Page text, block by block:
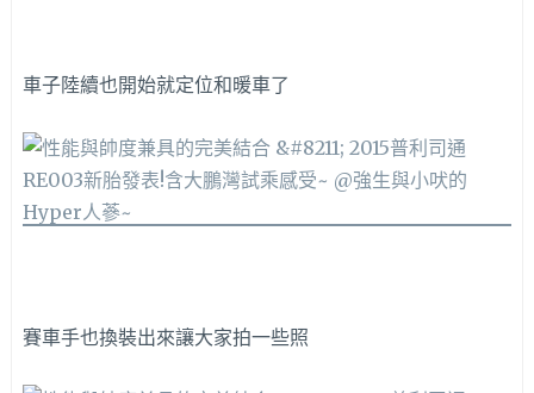
車子陸續也開始就定位和暖車了
賽車手也換裝出來讓大家拍一些照